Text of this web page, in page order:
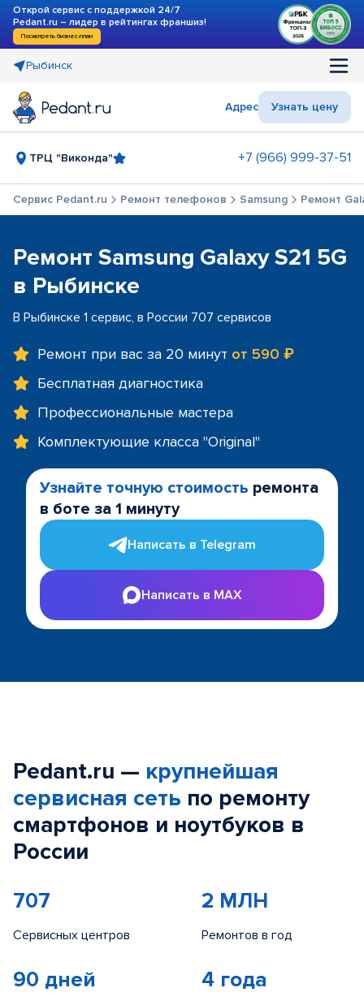
Открой сервис с поддержкой 24/7
Pedant.ru – лидер в рейтингах франшиз!
Посмотреть бизнес-план
Рыбинск
Адрес Узнать цену
ТРЦ "Виконда" +7 (966) 999-37-51
Сервис Pedant.ru Ремонт телефонов Samsung Ремонт
Ремонт Samsung Galaxy S21 5G
в Рыбинске
В Рыбинске 1 сервис, в России 707 сервисов
Ремонт при вас за 20 минут от 590 ₽
Бесплатная диагностика
Профессиональные мастера
Комплектующие класса "Original"
Узнайте точную стоимость ремонта
в боте за 1 минуту
Написать в Telegram
Написать в MAX
Pedant.ru — крупнейшая
сервисная сеть по ремонту
смартфонов и ноутбуков в
России
707
Сервисных центров
2 МЛН
Ремонтов в год
90 дней 4 года